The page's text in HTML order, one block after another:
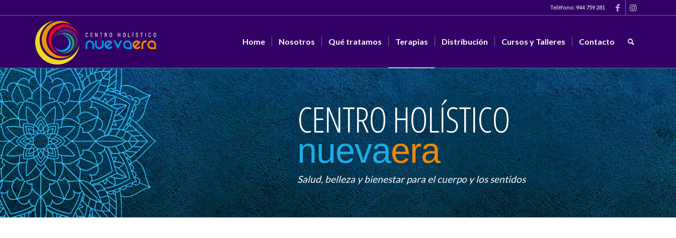
Teléfono:944 759 281
Home Nosotros Qué tratamos Terapias Distribución Cursos y Talleres Contacto
CENTRO HOLÍSTICO
nuevaera
Salud, belleza y bienestar para el cuerpo y los sentidos